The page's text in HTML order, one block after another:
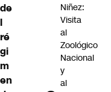
de
l
ré
gi
m
en
Niñez:
Visita
al
Zoológico
Nacional
y
al